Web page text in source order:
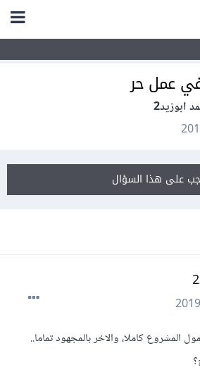
عمل حر
ابوزيد2
على هذا السؤال
كاملا، والاخر بالمجهود تماما..